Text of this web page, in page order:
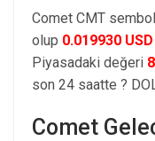
Comet CMT
olup 0.019930 USD
Piyasadaki değeri
son 24 saatte ?
Comet